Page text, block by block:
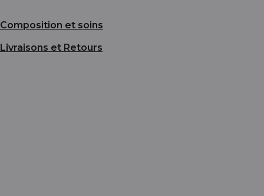
Composition et soins
Livraisons et Retours